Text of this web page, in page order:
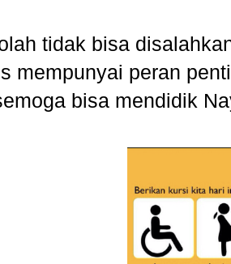
tidak bisa
mempunyai peran
bisa mendidik